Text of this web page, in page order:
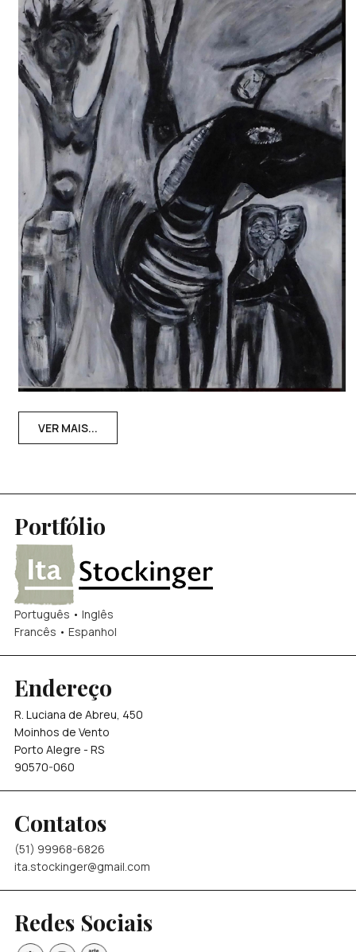
VER MAIS...
Portfólio
Português • Inglês
Francês • Espanhol
Endereço
R. Luciana de Abreu, 450
Moinhos de Vento
Porto Alegre - RS
90570-060
Contatos
(51) 99968-6826
ita.stockinger@gmail.com
Redes Sociais